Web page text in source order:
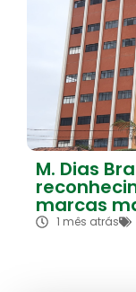
M. Dias
marcas
1 mês atrás